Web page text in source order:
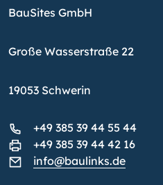
BauSites GmbH
Große Wasserstraße 22
19053 Schwerin
+49 385 39 44 55 44
+49 385 39 44 42 16
info@baulinks.de